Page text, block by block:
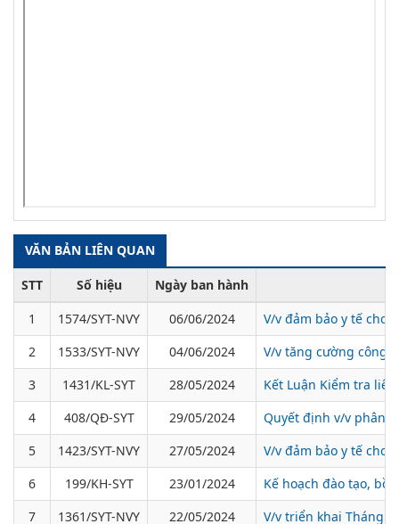
VĂN BẢN LIÊN QUAN
STT Số hiệu
Ngày ban hành
1
1574/SYT-NVY 06/06/2024
V/v đảm bảo y tế cho
2
1533/SYT-NVY 04/06/2024
V/v tăng cường công
3
1431/KL-SYT 28/05/2024
Kết Luận Kiểm tra
4
408/QĐ-SYT 29/05/2024
Quyết định v/v phân
5
1423/SYT-NVY 27/05/2024
V/v đảm bảo y tế cho
6
199/KH-SYT 23/01/2024
Kế hoạch đào tạo,
7
1361/SYT-NVY 22/05/2024 V/v triển khai Tháng